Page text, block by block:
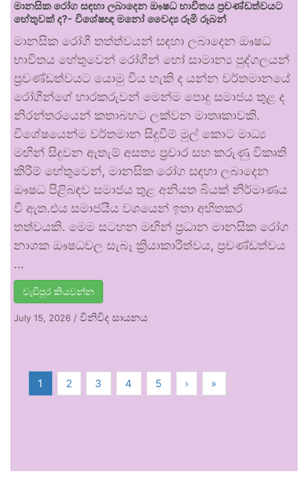
මානසික රෝග සඳහා ලබාදෙන ඖෂධ භාවිතය ප්‍රචණ්ඩත්වයට
හේතුවක් ද?- විශේෂඥ මනෝ වෛද්‍ය රූමි රූබන්
මානසික රෝගී තත්ත්වයන් සඳහා ලබාදෙන ඖෂධ
භාවිතය හේතුවෙන් රෝගීන් හෝ සාමාන්‍ය පුද්ගලයන්
ප්‍රචණ්ඩත්වයට යොමු විය හැකි ද යන්න වර්තමානයේ
රෝගීන්ගේ භාරකරුවන් මෙන්ම පොදු සමාජය තුළ ද
නිරන්තරයෙන් කතාබහට ලක්වන මාතෘකාවකි.
විශේෂයෙන්ම වර්තමාන සිදුවීම් මුල් කොට මාධ්‍ය
මඟින් සිදුවන ඇතැම් අසත්‍ය ප්‍රචාර සහ කරුණු විකෘති
කිරීම් හේතුවෙන්, මානසික රෝග සඳහා ලබාදෙන
ඖෂධ පිළිබඳව සමාජය තුළ අනියත බියක් නිර්මාණය
වී ඇත.එය සමාජයීය වශයෙන් ඉතා අහිතකර
තත්වයකි. මෙම සටහන මඟින් ප්‍රධාන මානසික රෝග
නාශක ඖෂධවල සැබෑ ක්‍රියාකාරීත්වය, ප්‍රචණ්ඩත්වය
…
වැඩිපුර කියවන්න
July 15, 2026 / විනිවිද සායනය
1 2 3 4 5 › »